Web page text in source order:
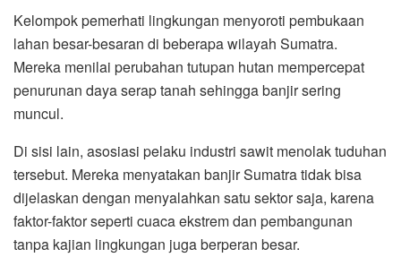
Kelompok pemerhati lingkungan menyoroti pembukaan
lahan besar-besaran di beberapa wilayah Sumatra.
Mereka menilai perubahan tutupan hutan mempercepat
penurunan daya serap tanah sehingga banjir sering
muncul.
Di sisi lain, asosiasi pelaku industri sawit menolak tuduhan
tersebut. Mereka menyatakan banjir Sumatra tidak bisa
dijelaskan dengan menyalahkan satu sektor saja, karena
faktor-faktor seperti cuaca ekstrem dan pembangunan
tanpa kajian lingkungan juga berperan besar.